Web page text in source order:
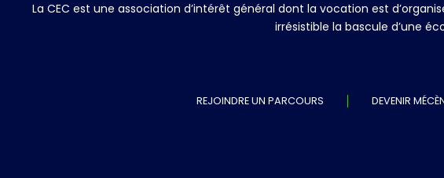
La CEC est une association d’intérêt général dont la vocation est
irrésistible la bascule d’une
REJOINDRE UN PARCOURS DEVENIR